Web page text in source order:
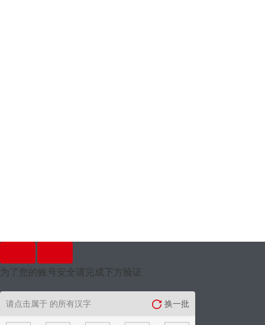
为了您的账号安全请完成下方验证
请点击属于 的所有汉字 换一批